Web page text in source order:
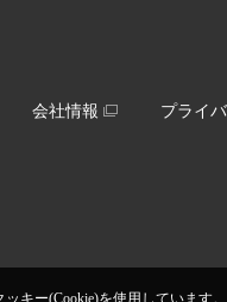
キー(Cookie)を使用しています
会社情報 プライ